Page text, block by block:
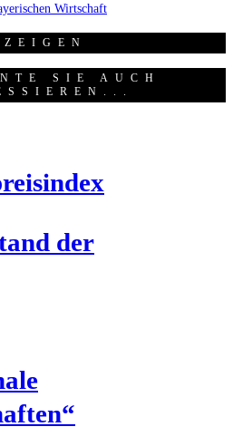
Wirtschaft
SIE AUCH
der